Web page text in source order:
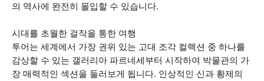
의 역사에 완전히 몰입할 수 있습니다.
시대를 초월한 걸작을 통한 여행
투어는 세계에서 가장 권위 있는 고대 조각 컬렉션 중 하나를
감상할 수 있는 갤러리아 파르네세부터 시작하여 박물관의 가
장 매력적인 섹션을 둘러보게 됩니다. 인상적인 신과 황제의